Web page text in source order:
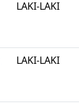
LAKI-LAKI
LAKI-LAKI